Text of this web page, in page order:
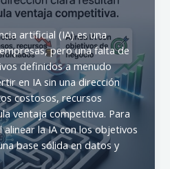
artificial (IA) es una
pero una falta de
definidos a menudo
en IA sin una dirección
costosos, recursos
ventaja competitiva. Para
la IA con los objetivos
base sólida en datos y